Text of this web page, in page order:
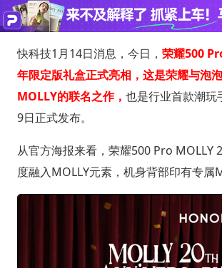
快科技1月14日消息，今日， 荣耀500
年限定版礼盒正式亮相，这是荣耀与泡
MOLLY的联名之作， 也是行业首款潮玩
9日正式发布。
从官方海报来看，荣耀500 Pro MOLLY
度融入MOLLY元素，机身背部印有专属